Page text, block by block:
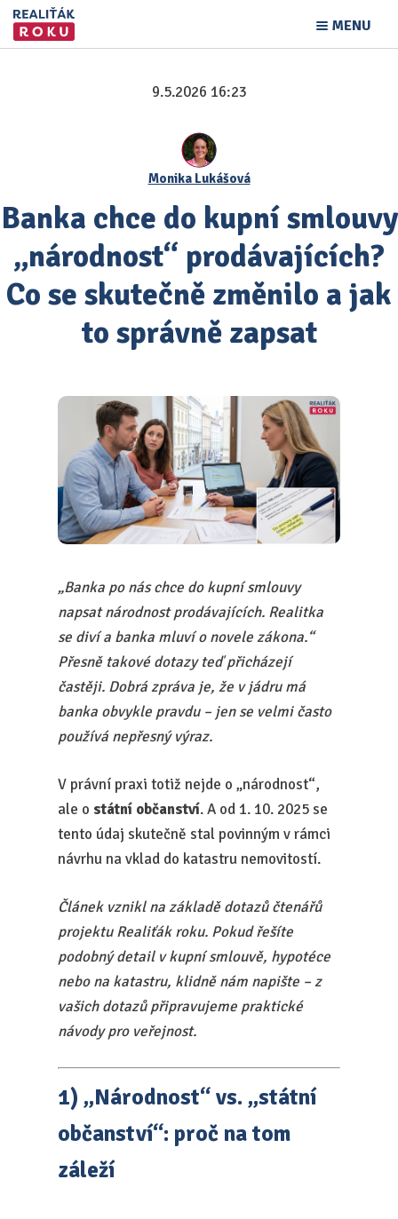
MENU
9.5.2026 16:23
Monika Lukášová
Banka chce do kupní smlouvy
„národnost“ prodávajících?
Co se skutečně změnilo a jak
to správně zapsat
„Banka po nás chce do kupní smlouvy
napsat národnost prodávajících. Realitka
se diví a banka mluví o novele zákona.“
Přesně takové dotazy teď přicházejí
častěji. Dobrá zpráva je, že v jádru má
banka obvykle pravdu – jen se velmi často
používá nepřesný výraz.
V právní praxi totiž nejde o „národnost“,
ale o státní občanství. A od 1. 10. 2025 se
tento údaj skutečně stal povinným v rámci
návrhu na vklad do katastru nemovitostí.
Článek vznikl na základě dotazů čtenářů
projektu Realiťák roku. Pokud řešíte
podobný detail v kupní smlouvě, hypotéce
nebo na katastru, klidně nám napište – z
vašich dotazů připravujeme praktické
návody pro veřejnost.
1) „Národnost“ vs. „státní
občanství“: proč na tom
záleží